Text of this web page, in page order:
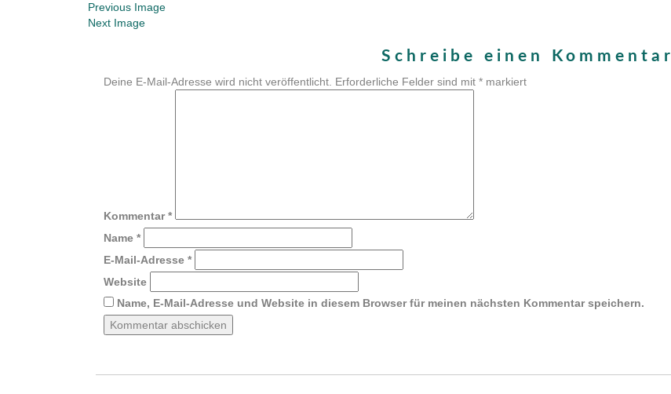
Previous Image
Next Image
Schreibe einen Kommentar
Deine E-Mail-Adresse wird nicht veröffentlicht. Erforderliche Felder sind mit * markiert
Kommentar*
Name *
E-Mail-Adresse *
Website
Name, E-Mail-Adresse und Website in diesem Browser für meinen nächsten Kommentar speichern.